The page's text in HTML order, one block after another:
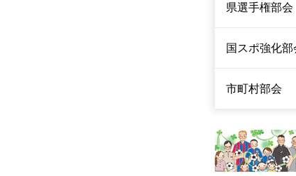
県選手権部会
国スポ強化部
市町村部会